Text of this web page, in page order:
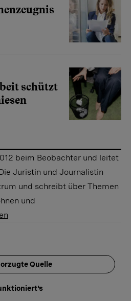
schützt
beim Beobachter und leitet
Juristin und Journalistin
und schreibt über Themen
und
Quelle